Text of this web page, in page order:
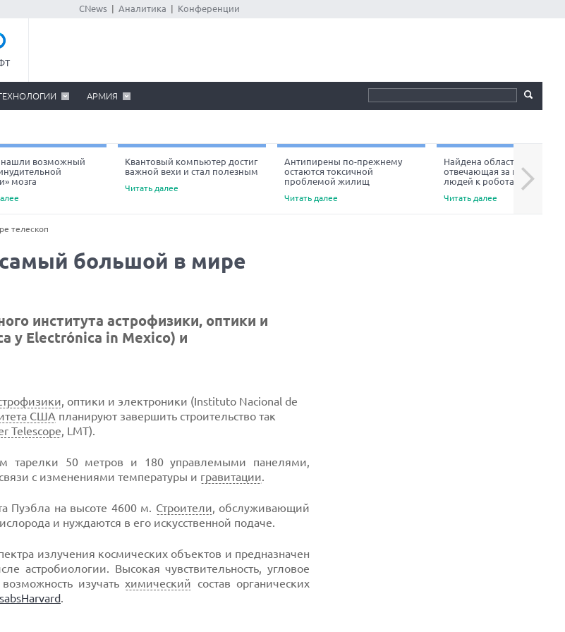
CNews Аналитика Конференции
АРМИЯ
нашли возможный
мозга
Квантовый компьютер достиг
важной вехи и стал полезным
Читать далее
Антипирены по-прежнему
остаются токсичной
проблемой жилищ
Читать далее
Найдена область мозга,
отвечающая за неприязнь
людей к роботам
Читать далее
Next
телескоп
самый большой в мире
института астрофизики, оптики и
y Electrónica in Mexico) и
, оптики и электроники (Instituto Nacional de
США планируют завершить строительство так
Telescope, LMT).
тарелки 50 метров и 180 управлемыми панелями,
с изменениями температуры и гравитации.
Пуэбла на высоте 4600 м. Строители, обслуживающий
и нуждаются в его искусственной подаче.
излучения космических объектов и предназначен
астробиологии. Высокая чувствительность, угловое
изучатьхимический состав органических
.